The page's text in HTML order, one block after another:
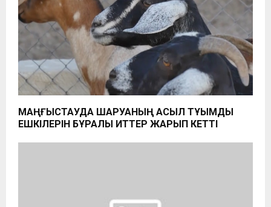
МАҢҒЫСТАУДА ШАРУАНЫҢ АСЫЛ ТҰҚЫМДЫ
ЕШКІЛЕРІН БҰРАЛҚЫ ИТТЕР ЖАРЫП КЕТТІ